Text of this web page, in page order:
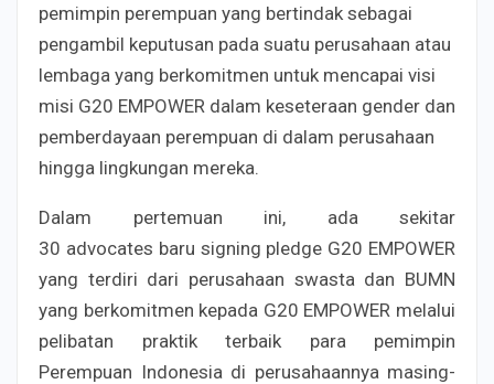
pemimpin perempuan yang bertindak sebagai
pengambil keputusan pada suatu perusahaan atau
lembaga yang berkomitmen untuk mencapai visi
misi G20 EMPOWER dalam keseteraan gender dan
pemberdayaan perempuan di dalam perusahaan
hingga lingkungan mereka.
Dalam pertemuan ini, ada sekitar
30 advocates baru signing pledge G20 EMPOWER
yang terdiri dari perusahaan swasta dan BUMN
yang berkomitmen kepada G20 EMPOWER melalui
pelibatan praktik terbaik para pemimpin
Perempuan Indonesia di perusahaannya masing-